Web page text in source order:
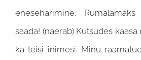
eneseharimine.
saada! (naerab) Kutsudes
ka teisi inimesi. Minu